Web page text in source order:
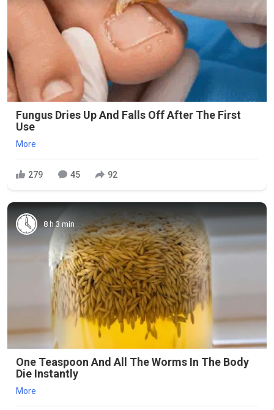
Fungus Dries Up And Falls Off After The First
Use
More
279 45 92
8 h 3 min
One Teaspoon And All The Worms In The Body
Die Instantly
More